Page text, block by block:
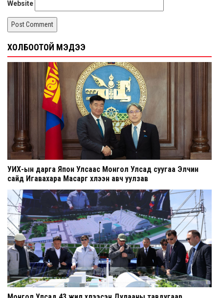
Website
ХОЛБООТОЙ МЭДЭЭ
УИХ-ын дарга Япон Улсаас Монгол Улсад суугаа Элчин
сайд Игавахара Масарүг хүлээн авч уулзав